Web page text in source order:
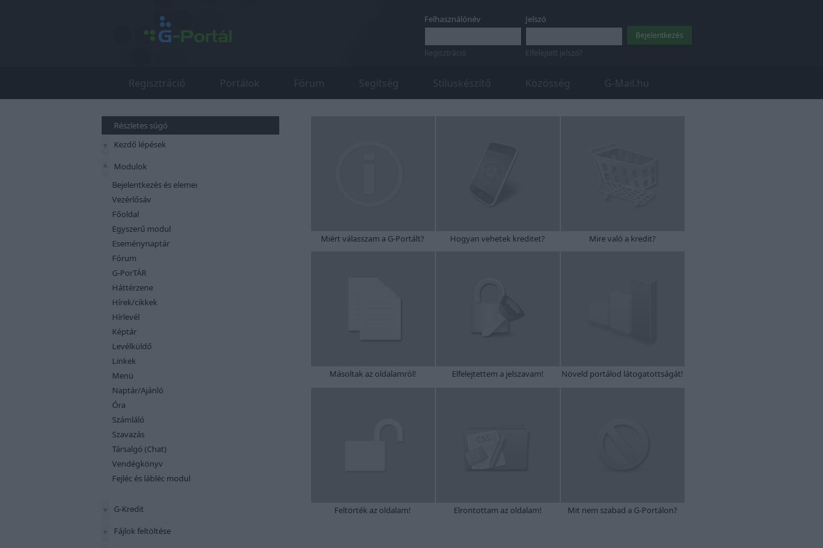
Felhasználónév
Regisztráció
Jelszó
Elfelejtett jelszó?
Regisztráció Portálok Fórum Segítség Stíluskészítő Közösség G-Mail.hu
Részletes súgó
Kezdő lépések
Modulok
Bejelentkezés és elemei
Vezérlősáv
Főoldal
Egyszerű modul
Eseménynaptár
Fórum
G-PorTÁR
Háttérzene
Hírek/cikkek
Hírlevél
Képtár
Levélküldő
Linkek
Menü
Naptár/Ajánló
Óra
Számláló
Szavazás
Társalgó (Chat)
Vendégkönyv
Fejléc és lábléc modul
G-Kredit
Fájlok feltöltése
Miért válasszam a G-Portált? Hogyan vehetek kreditet? Mire való a kredit?
Másoltak az oldalamról! Elfelejtettem a jelszavam! Növeld portálod látogatottságát!
Feltörték az oldalam! Elrontottam az oldalam! Mit nem szabad a G-Portálon?